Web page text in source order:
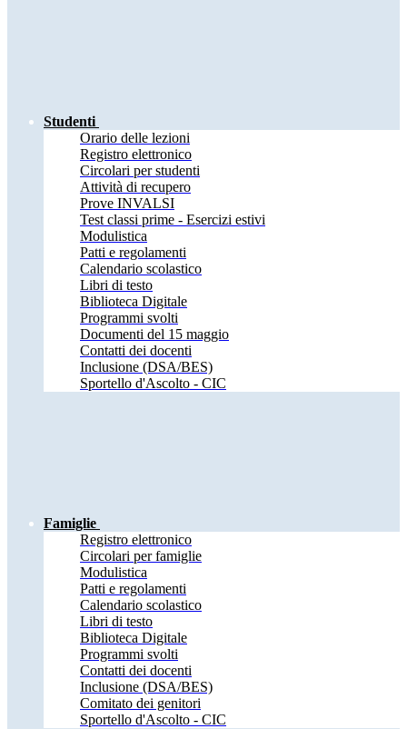
Studenti
Orario delle lezioni
Registro elettronico
Circolari per studenti
Attività di recupero
Prove INVALSI
Test classi prime - Esercizi estivi
Modulistica
Patti e regolamenti
Calendario scolastico
Libri di testo
Biblioteca Digitale
Programmi svolti
Documenti del 15 maggio
Contatti dei docenti
Inclusione (DSA/BES)
Sportello d'Ascolto - CIC
Famiglie
Registro elettronico
Circolari per famiglie
Modulistica
Patti e regolamenti
Calendario scolastico
Libri di testo
Biblioteca Digitale
Programmi svolti
Contatti dei docenti
Inclusione (DSA/BES)
Comitato dei genitori
Sportello d'Ascolto - CIC